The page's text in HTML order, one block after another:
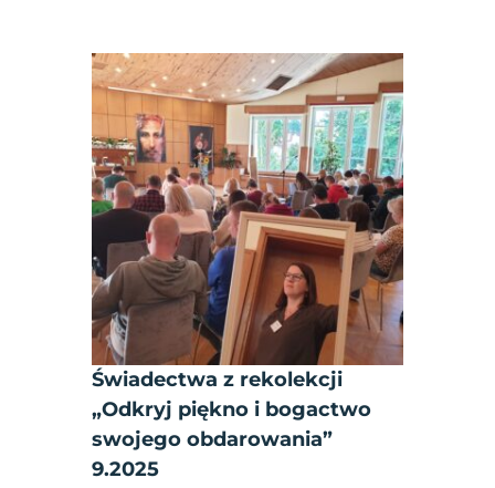
Świadectwa z rekolekcji
„Odkryj piękno i bogactwo
swojego obdarowania”
9.2025